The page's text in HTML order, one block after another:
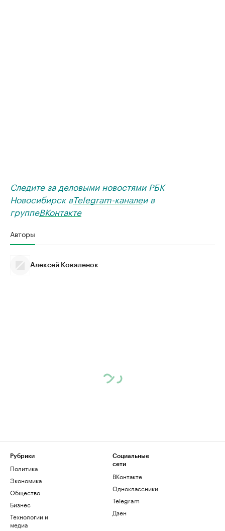
Следите за деловыми новостями РБК
Новосибирск вTelegram-каналеи в
группеВКонтакте
Авторы
Алексей Коваленок
Рубрики
Политика
Экономика
Общество
Бизнес
Технологии и
медиа
Социальные
сети
ВКонтакте
Одноклассники
Telegram
Дзен